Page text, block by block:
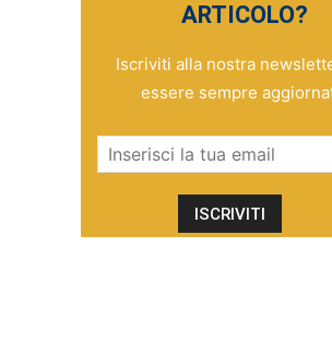
ARTICOLO?
Iscriviti alla nostra
essere sempre